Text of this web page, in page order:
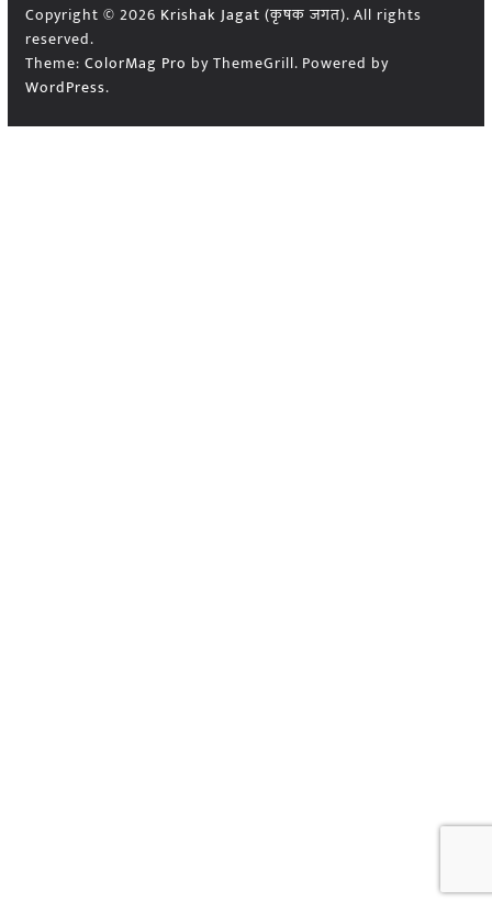
Copyright © 2026 Krishak Jagat (कृषक जगत). All rights
reserved.
Theme: ColorMag Pro by ThemeGrill. Powered by
WordPress.